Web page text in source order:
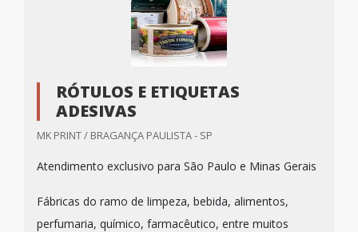
RÓTULOS E ETIQUETAS
ADESIVAS
MK PRINT / BRAGANÇA PAULISTA - SP
Atendimento exclusivo para São Paulo e Minas Gerais
Fábricas do ramo de limpeza, bebida, alimentos,
perfumaria, químico, farmacêutico, entre muitos